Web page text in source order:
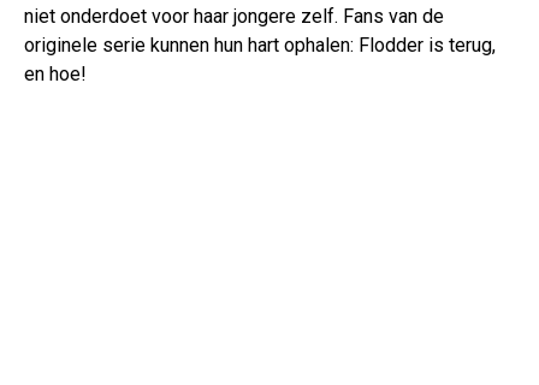
niet onderdoet voor haar jongere zelf. Fans van de
originele serie kunnen hun hart ophalen: Flodder is terug,
en hoe!